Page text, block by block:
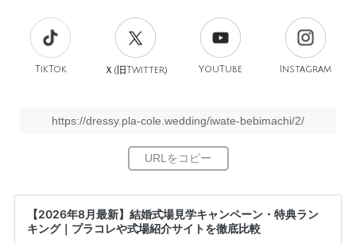
TikTok Ｘ(旧Twitter) YouTube Instagram
https://dressy.pla-cole.wedding/iwate-bebimachi/2/
【2026年8月最新】結婚式場見学キャンペーン・特典ラン
キング｜プラコレや式場紹介サイトを徹底比較